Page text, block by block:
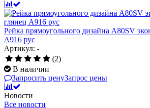
Рейка прямоугольного дизайна A80SV
A916 рус
Артикул: -
(2)
В наличии
Запросить ценуЗапрос цены
Новости
Все новости